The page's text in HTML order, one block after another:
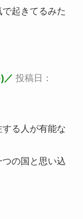
起きてるみた
／ 投稿日：
る人が有能な
の国と思い込